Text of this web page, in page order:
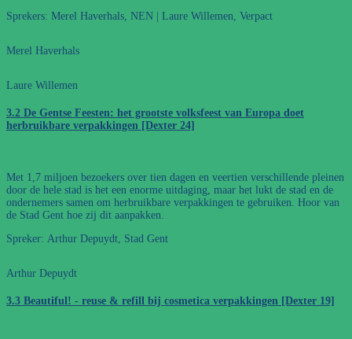
Sprekers: Merel Haverhals, NEN | Laure Willemen, Verpact
Merel Haverhals
Laure Willemen
3.2 De Gentse Feesten: het grootste volksfeest van Europa doet
herbruikbare verpakkingen [Dexter 24]
Met 1,7 miljoen bezoekers over tien dagen en veertien verschillende pleinen
door de hele stad is het een enorme uitdaging, maar het lukt de stad en de
ondernemers samen om herbruikbare verpakkingen te gebruiken. Hoor van
de Stad Gent hoe zij dit aanpakken.
Spreker: Arthur Depuydt, Stad Gent
Arthur Depuydt
3.3 Beautiful! - reuse & refill bij cosmetica verpakkingen [Dexter 19]